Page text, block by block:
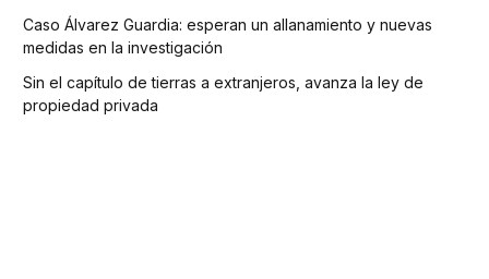
Caso Álvarez Guardia: esperan un allanamiento y nuevas
medidas en la investigación
Sin el capítulo de tierras a extranjeros, avanza la ley de
propiedad privada